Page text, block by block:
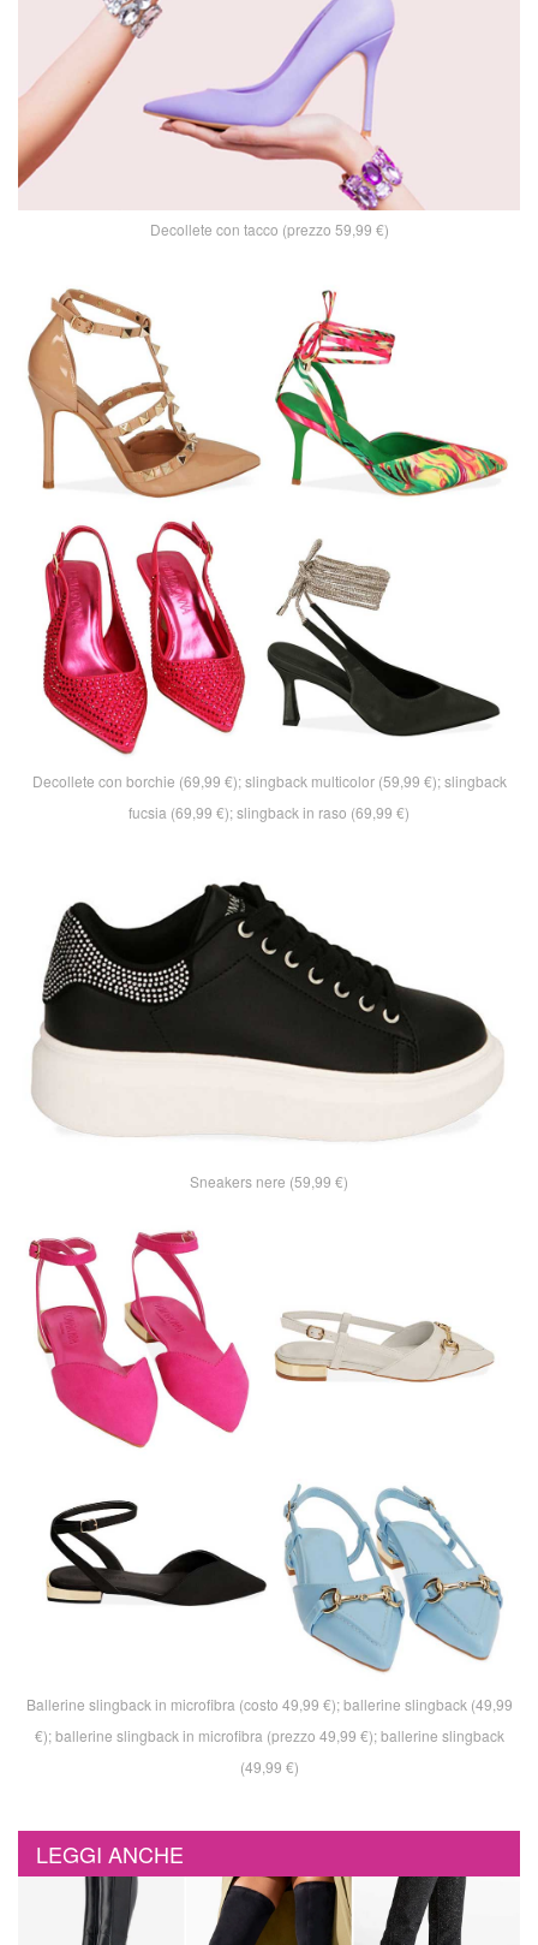
Decollete con tacco (prezzo 59,99 €)
Decollete con borchie (69,99 €); slingback multicolor (59,99 €); slingback
fucsia (69,99 €); slingback in raso (69,99 €)
Sneakers nere (59,99 €)
Ballerine slingback in microfibra (costo 49,99 €); ballerine slingback (49,99
€); ballerine slingback in microfibra (prezzo 49,99 €); ballerine slingback
(49,99 €)
LEGGI ANCHE